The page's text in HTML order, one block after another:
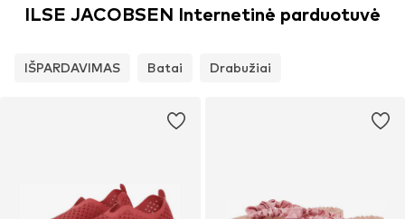
ILSE JACOBSEN Internetinė parduotuvė
IŠPARDAVIMAS Batai Drabužiai